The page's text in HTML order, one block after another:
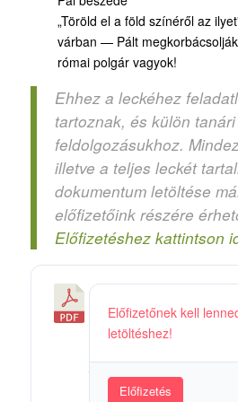
„Töröld el a föld színéről az
várban — Pált megkorbácsolják
római polgár vagyok!
Ehhez a leckéhez
tartoznak, és külön
feldolgozásukhoz.
illetve a teljes leckét
dokumentum letöltése
előfizetőink részére
Előfizetéshez kattintson
3
/
Előfizetőnek kell
letöltéshez!
Előfizetés